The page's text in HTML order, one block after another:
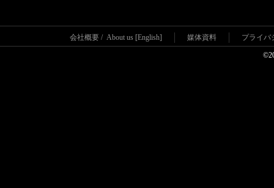
会社概要 / About us [English] 媒体資料 プライバ